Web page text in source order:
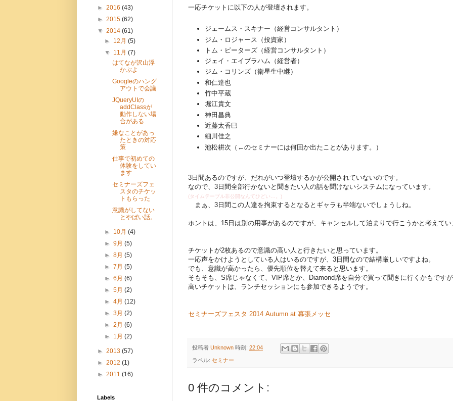
一応チケットに以下の人が登壇されます。
ジェームス・スキナー（経営コンサルタント）
ジム・ロジャース（投資家）
トム・ピーターズ（経営コンサルタント）
ジェイ・エイブラハム（経営者）
ジム・コリンズ（衛星生中継）
和仁達也
竹中平蔵
堀江貴文
神田昌典
近藤太香巳
細川佳之
池松耕次（←のセミナーには何回か出たことがあります。）
3日間あるのですが、だれがいつ登壇するかが公開されていないのです。
なので、3日間全部行かないと聞きたい人の話を聞けないシステムになっています。
(タイムテーブル非公開なんてひどい…。)
まぁ、3日間この人達を拘束するとなるとギャラも半端ないでしょうしね。
ホントは、15日は別の用事があるのですが、キャンセルして泊まりで行こうかと考えて
チケットが2枚あるので意識の高い人と行きたいと思っています。
一応声をかけようとしている人はいるのですが、3日間なので結構厳しいですよね。
でも、意識が高かったら、優先順位を替えて来ると思います。
そもそも、S席じゃなくて、VIP席とか、Diamond席を自分で買って聞きに行くかもです
高いチケットは、ランチセッションにも参加できるようです。
セミナーズフェスタ 2014 Autumn at 幕張メッセ
投稿者 Unknown 時刻: 22:04
ラベル: セミナー
0 件のコメント:
► 2016 (43)
► 2015 (62)
▼ 2014 (61)
► 12月(5)
▼ 11月(7)
はてなが沢山浮
かぶよ
Googleのハング
アウトで会議
JQueryUIの
addClassが
動作しない場
合がある
嫌なことがあっ
たときの対応
策
仕事で初めての
体験をしてい
ます
セミナーズフェ
スタのチケッ
トもらった
意識がしてない
とやばい話。
► 10月(4)
►9月(5)
►8月(5)
►7月(5)
►6月(6)
►5月(2)
►4月(12)
►3月(2)
►2月(6)
► 1月(2)
► 2013 (57)
► 2012 (1)
► 2011 (16)
Labels